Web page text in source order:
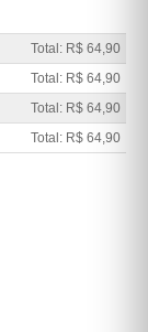
Total: R$ 64,90
Total: R$ 64,90
Total: R$ 64,90
Total: R$ 64,90